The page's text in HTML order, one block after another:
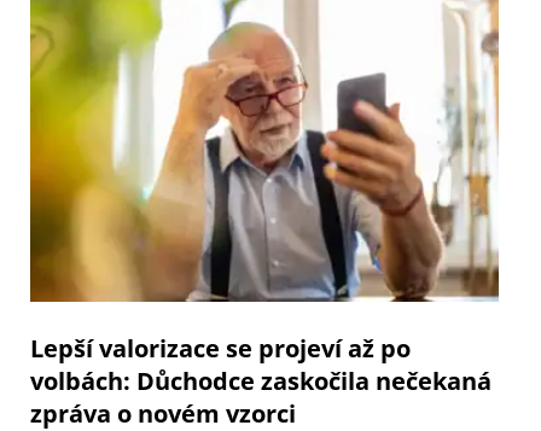
Lepší valorizace se projeví až po
volbách: Důchodce zaskočila nečekaná
zpráva o novém vzorci